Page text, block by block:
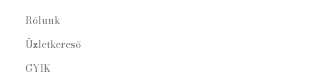
Rólunk
Üzletkereső
GYIK